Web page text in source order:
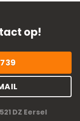
op!
DZ Eersel